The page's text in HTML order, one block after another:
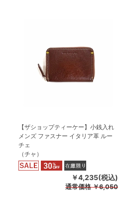
【ザショップティーケー】小銭入れ
メンズ ファスナー イタリア革 ルー
チェ
（チャ）
￥4,235(税込)
通常価格￥6,050